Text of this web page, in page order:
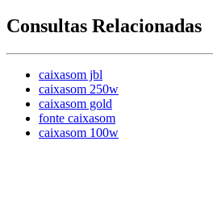
Consultas Relacionadas
caixasom jbl
caixasom 250w
caixasom gold
fonte caixasom
caixasom 100w